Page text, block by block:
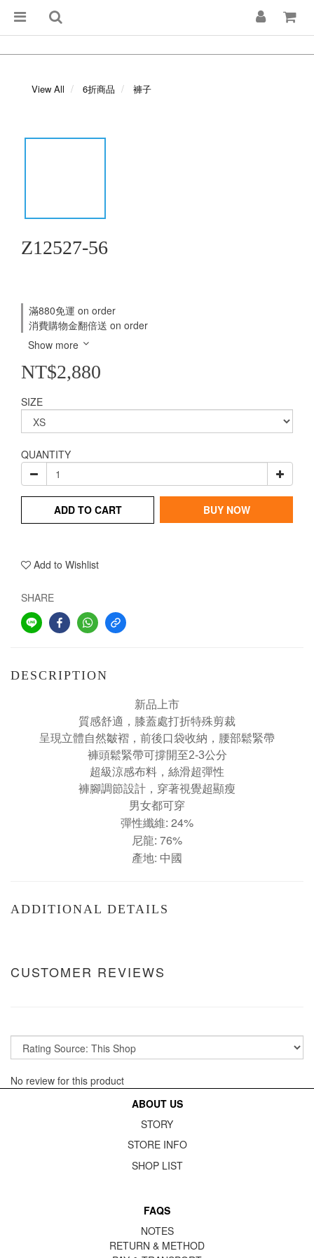
View All 6折商品 褲子
Z12527-56
滿880免運 on order
消費購物金翻倍送 on order
Show more
NT$2,880
SIZE
QUANTITY
ADD TO CART BUY NOW
Add to Wishlist
SHARE
DESCRIPTION
新品上市
質感舒適， 膝蓋處打折特殊剪裁
呈現立體自然皺褶，前後口袋收納，腰部鬆緊帶
褲頭鬆緊帶可撐開至2-3公分
超級涼感布料，絲滑超彈性
褲腳調節設計，穿著視覺超顯瘦
男女都可穿
彈性纖維: 24%
尼龍: 76%
產地: 中國
ADDITIONAL DETAILS
CUSTOMER REVIEWS
No review for this product
ABOUT US
STORY
STORE INFO
SHOP LIST
FAQS
NOTES
RETURN & METHOD